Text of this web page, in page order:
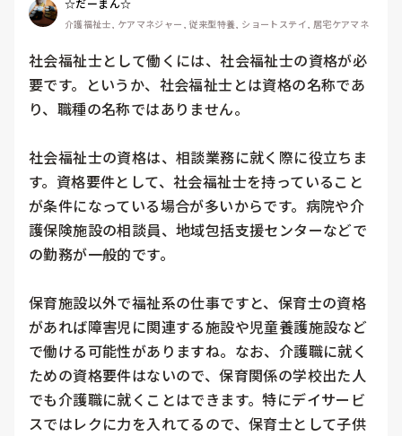
☆だーまん☆
介護福祉士, ケアマネジャー, 従来型特養, ショートステイ, 居宅ケアマネ
社会福祉士として働くには、社会福祉士の資格が必
要です。というか、社会福祉士とは資格の名称であ
り、職種の名称ではありません。
社会福祉士の資格は、相談業務に就く際に役立ちま
す。資格要件として、社会福祉士を持っていること
が条件になっている場合が多いからです。病院や介
護保険施設の相談員、地域包括支援センターなどで
の勤務が一般的です。
保育施設以外で福祉系の仕事ですと、保育士の資格
があれば障害児に関連する施設や児童養護施設など
で働ける可能性がありますね。なお、介護職に就く
ための資格要件はないので、保育関係の学校出た人
でも介護職に就くことはできます。特にデイサービ
スではレクに力を入れてるので、保育士として子供